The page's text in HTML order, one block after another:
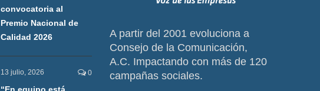
convocatoria al
Premio Nacional de
Calidad 2026
13 julio, 2026 0
A partir del 2001 evoluciona a
Consejo de la Comunicación,
A.C. Impactando con más de 120
campañas sociales.